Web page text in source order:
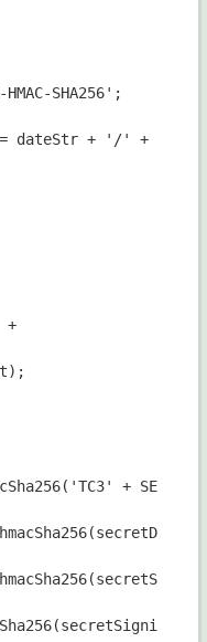
SHA256';
= dateStr + '/' +
+
+